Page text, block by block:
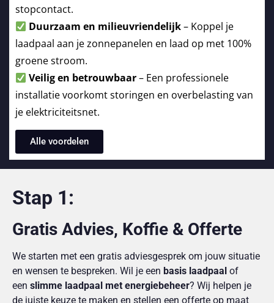
stopcontact.
Duurzaam en milieuvriendelijk– Koppel je
laadpaal aan je zonnepanelen en laad op met 100%
groene stroom.
Veilig en betrouwbaar– Een professionele
installatie voorkomt storingen en overbelasting van
je elektriciteitsnet.
Alle voordelen
Stap 1:
Gratis Advies, Koffie & Offerte
We starten met een gratis adviesgesprek om jouw situatie
en wensen te bespreken. Wil je een basis laadpaal of
een slimme laadpaal met energiebeheer? Wij helpen je
de juiste keuze te maken en stellen een offerte op maat